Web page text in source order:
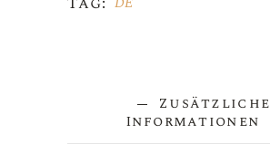
Zusätzliche
Informationen